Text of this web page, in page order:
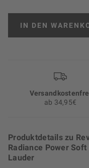
IN DEN
ab 34,95€
Produktdetails zu
Radiance Power
Lauder